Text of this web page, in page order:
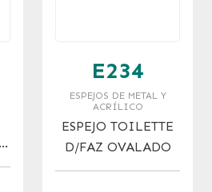
E234
ESPEJOS DE METAL Y
ACRÍLICO
ESPEJO TOILETTE
D/FAZ OVALADO